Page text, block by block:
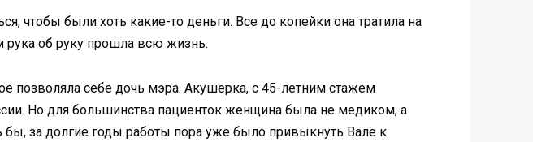
были хоть какие-то деньги. Все до копейки она тратила на
рука об руку прошла всю жизнь.
позволяла себе дочь мэра. Акушерка, с 45-летним стажем
Но для большинства пациенток женщина была не медиком, а
за долгие годы работы пора уже было привыкнуть Вале к